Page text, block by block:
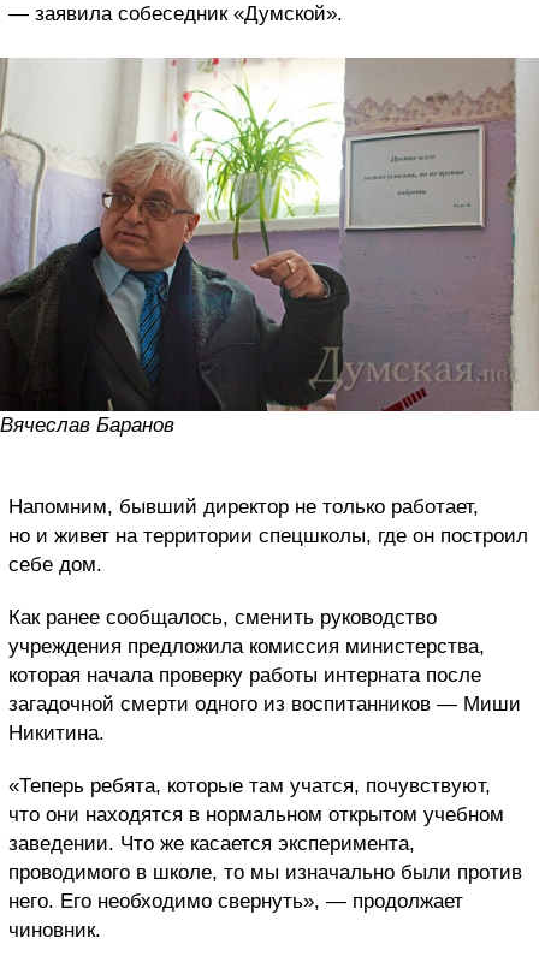
— заявила собеседник «Думской».
Вячеслав Баранов
Напомним, бывший директор не только работает,
но и живет на территории спецшколы, где он построил
себе дом.
Как ранее сообщалось, сменить руководство
учреждения предложила комиссия министерства,
которая начала проверку работы интерната после
загадочной смерти одного из воспитанников — Миши
Никитина.
«Теперь ребята, которые там учатся, почувствуют,
что они находятся в нормальном открытом учебном
заведении. Что же касается эксперимента,
проводимого в школе, то мы изначально были против
него. Его необходимо свернуть», — продолжает
чиновник.